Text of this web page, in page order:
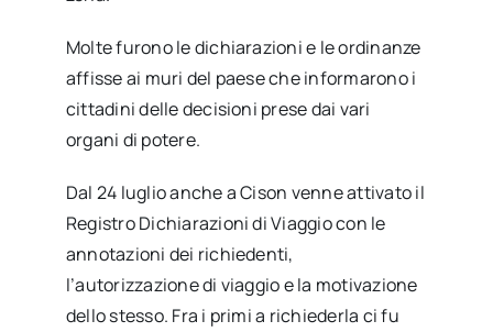
Molte furono le dichiarazioni e le ordinanze
affisse ai muri del paese che informarono i
cittadini delle decisioni prese dai vari
organi di potere.
Dal 24 luglio anche a Cison venne attivato il
Registro Dichiarazioni di Viaggio con le
annotazioni dei richiedenti,
l’autorizzazione di viaggio e la motivazione
dello stesso. Fra i primi a richiederla ci fu